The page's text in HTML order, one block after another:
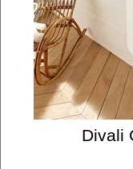
Divali